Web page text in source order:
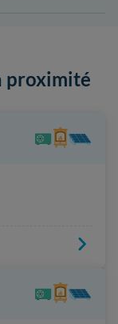
proximité